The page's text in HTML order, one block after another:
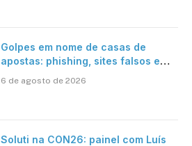
Golpes em nome de casas de
apostas: phishing, sites falsos e
6 de agosto de 2026
Soluti na CON26: painel com Luís